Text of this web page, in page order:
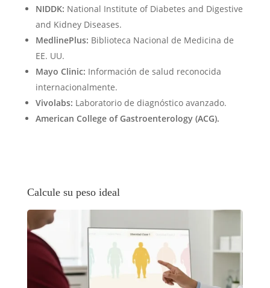
NIDDK: National Institute of Diabetes and Digestive
and Kidney Diseases.
MedlinePlus: Biblioteca Nacional de Medicina de
EE. UU.
Mayo Clinic: Información de salud reconocida
internacionalmente.
Vivolabs: Laboratorio de diagnóstico avanzado.
American College of Gastroenterology (ACG).
Calcule su peso ideal